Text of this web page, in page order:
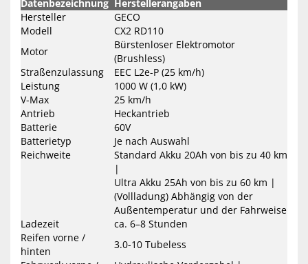
Datenbezeichnung Herstellerangaben
Hersteller
GECO
Modell
CX2 RD110
Motor
Bürstenloser Elektromotor
(Brushless)
Straßenzulassung
EEC L2e-P (25 km/h)
Leistung
1000 W (1,0 kW)
V-Max
25 km/h
Antrieb
Heckantrieb
Batterie
60V
Batterietyp
Je nach Auswahl
Reichweite
Standard Akku 20Ah von bis zu 40 km
|
Ultra Akku 25Ah von bis zu 60 km |
(Vollladung) Abhängig von der
Außentemperatur und der Fahrweise
Ladezeit
ca. 6–8 Stunden
Reifen vorne /
hinten
3.0-10 Tubeless